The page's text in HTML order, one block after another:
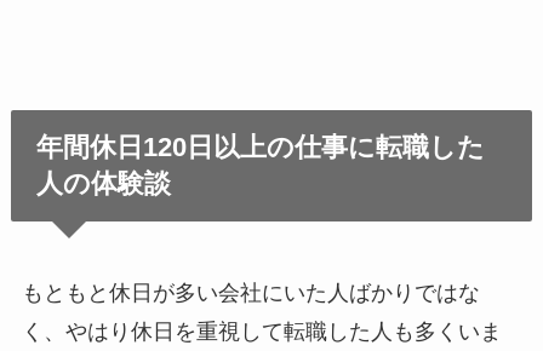
年間休日120日以上の仕事に転職した
人の体験談
もともと休日が多い会社にいた人ばかりではな
く、やはり休日を重視して転職した人も多くいま